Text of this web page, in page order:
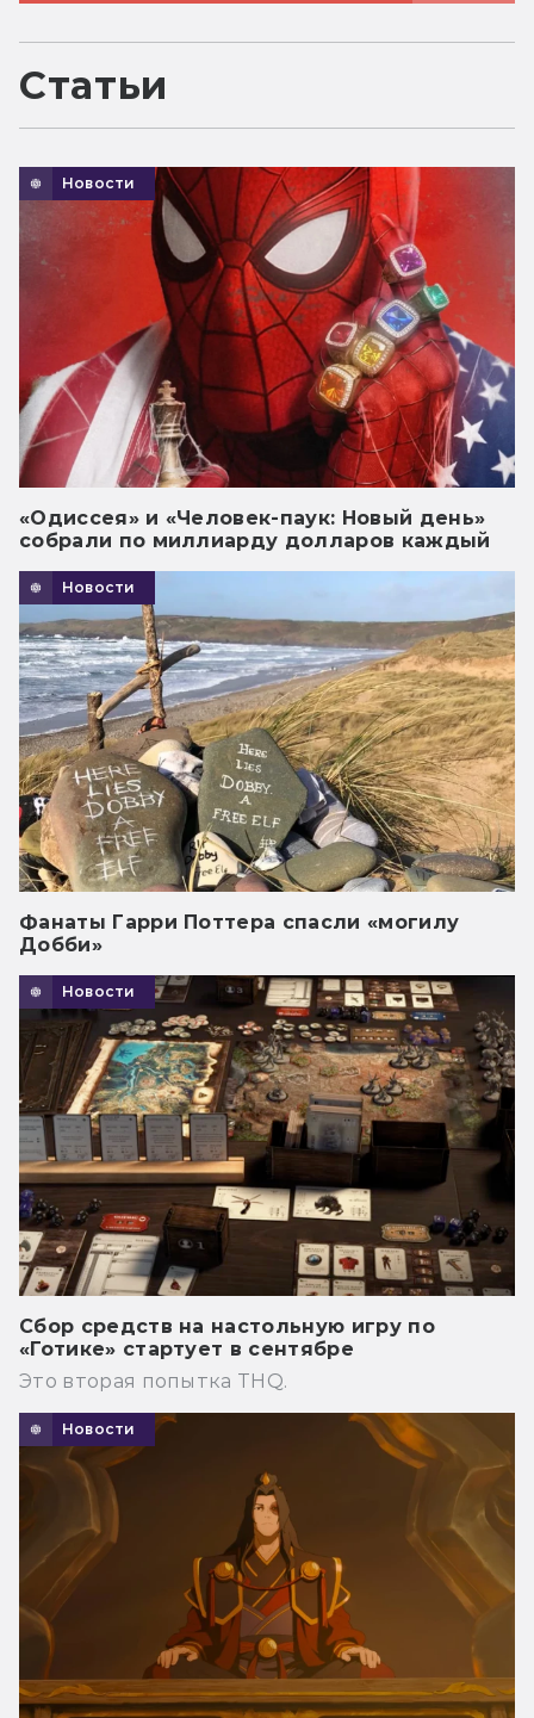
Статьи
Новости
«Одиссея» и «Человек-паук: Новый день»
собрали по миллиарду долларов каждый
Новости
Фанаты Гарри Поттера спасли «могилу
Добби»
Новости
Сбор средств на настольную игру по
«Готике» стартует в сентябре
Это вторая попытка THQ.
Новости